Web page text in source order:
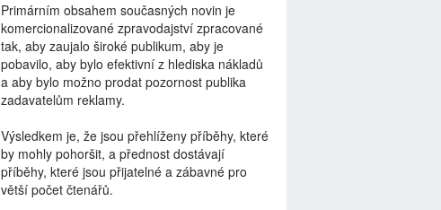
Primárním obsahem současných novin je
komercionalizované zpravodajství zpracované
tak, aby zaujalo široké publikum, aby je
pobavilo, aby bylo efektivní z hlediska nákladů
a aby bylo možno prodat pozornost publika
zadavatelům reklamy.
Výsledkem je, že jsou přehlíženy příběhy, které
by mohly pohoršit, a přednost dostávají
příběhy, které jsou přijatelné a zábavné pro
větší počet čtenářů.